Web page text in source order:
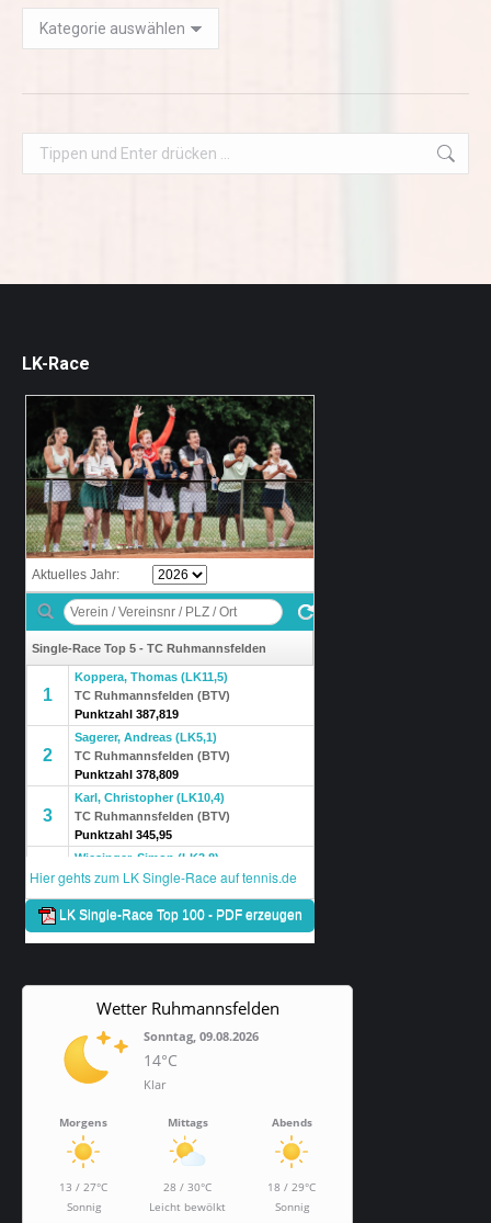
Jahresarchiv
Search:
LK-Race
Wetter Ruhmannsfelden
Sonntag, 09.08.2026
14°C
Klar
Morgens
13 / 27°C
Sonnig
Mittags
28 / 30°C
Leicht bewölkt
Abends
18 / 29°C
Sonnig